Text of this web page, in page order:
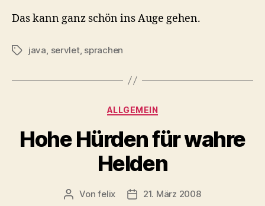
Das kann ganz schön ins Auge gehen.
Schlagwörter
java servlet, sprachen
Kategorien
ALLGEMEIN
Hohe Hürden für wahre
Helden
Beitragsautor
Vonfelix Veröffentlichungsdatum
21. März 2008